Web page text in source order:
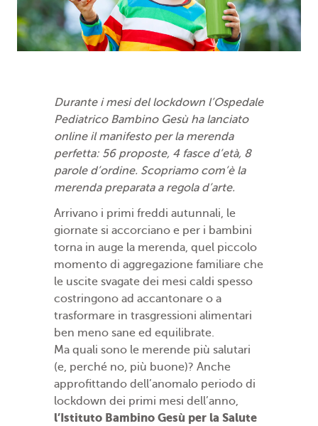
Durante i mesi del lockdown l’Ospedale
Pediatrico Bambino Gesù ha lanciato
online il manifesto per la merenda
perfetta: 56 proposte, 4 fasce d’età, 8
parole d’ordine. Scopriamo com’è la
merenda preparata a regola d’arte.
Arrivano i primi freddi autunnali, le
giornate si accorciano e per i bambini
torna in auge la merenda, quel piccolo
momento di aggregazione familiare che
le uscite svagate dei mesi caldi spesso
costringono ad accantonare o a
trasformare in trasgressioni alimentari
ben meno sane ed equilibrate.
Ma quali sono le merende più salutari
(e, perché no, più buone)? Anche
approfittando dell’anomalo periodo di
lockdown dei primi mesi dell’anno,
l’Istituto Bambino Gesù per la Salute